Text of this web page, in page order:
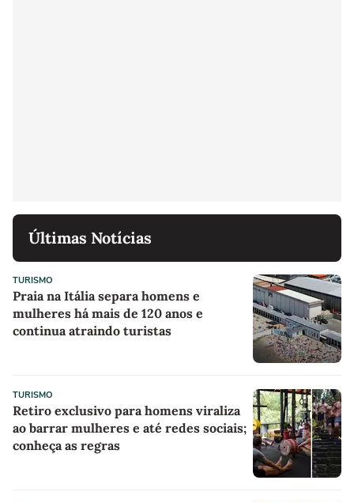
Últimas Notícias
TURISMO
Praia na Itália separa homens e
mulheres há mais de 120 anos e
continua atraindo turistas
TURISMO
Retiro exclusivo para homens viraliza
ao barrar mulheres e até redes sociais;
conheça as regras